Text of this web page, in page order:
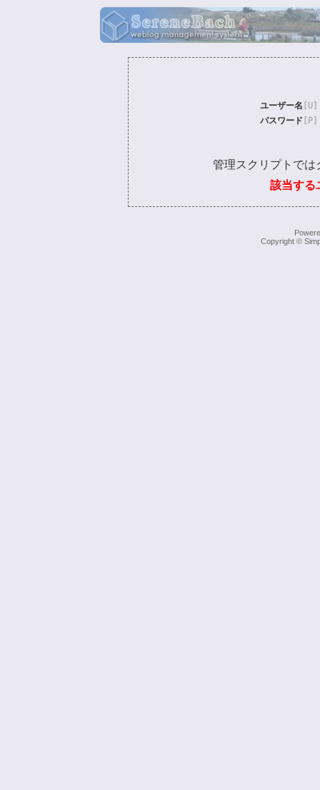
ユーザー名 [U]
パスワード [P]
管理スクリプトでは
該当する
Copyright ©